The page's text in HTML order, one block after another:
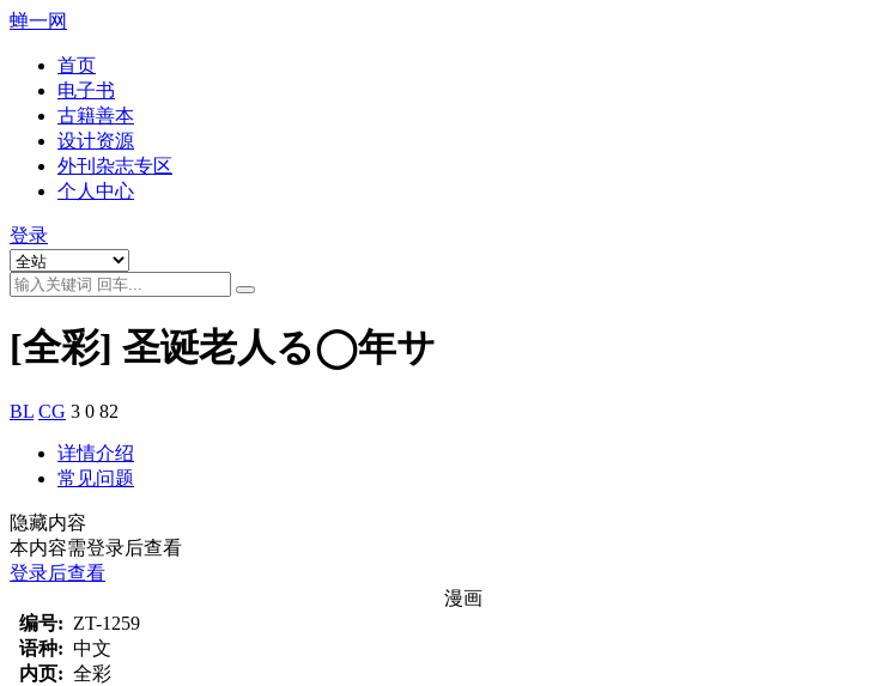
蝉一网
首页
电子书
古籍善本
设计资源
外刊杂志专区
个人中心
登录
[全彩] 圣诞老人る◯年サ
BL CG 3 0 82
详情介绍
常见问题
隐藏内容
本内容需登录后查看
登录后查看
漫画
编号: ZT-1259
语种: 中文
内页: 全彩